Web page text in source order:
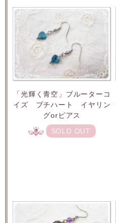
「光輝く青空」ブルーターコ
イズ プチハート イヤリン
グorピアス
SOLD OUT